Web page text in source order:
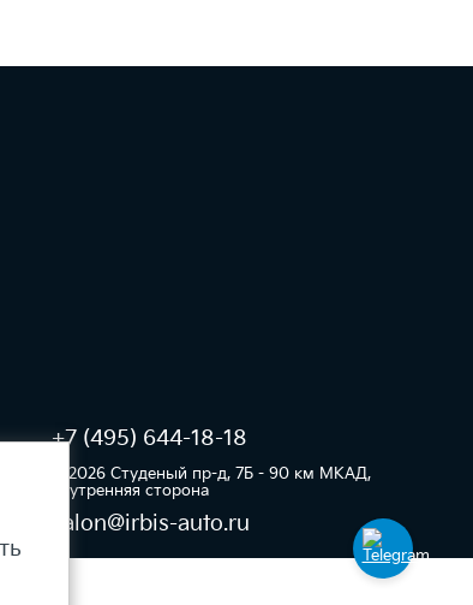
+7 (495) 644-18-18
© 2026 Студеный пр-д, 7Б - 90 км МКАД,
внутренняя сторона​
salon@irbis-auto.ru